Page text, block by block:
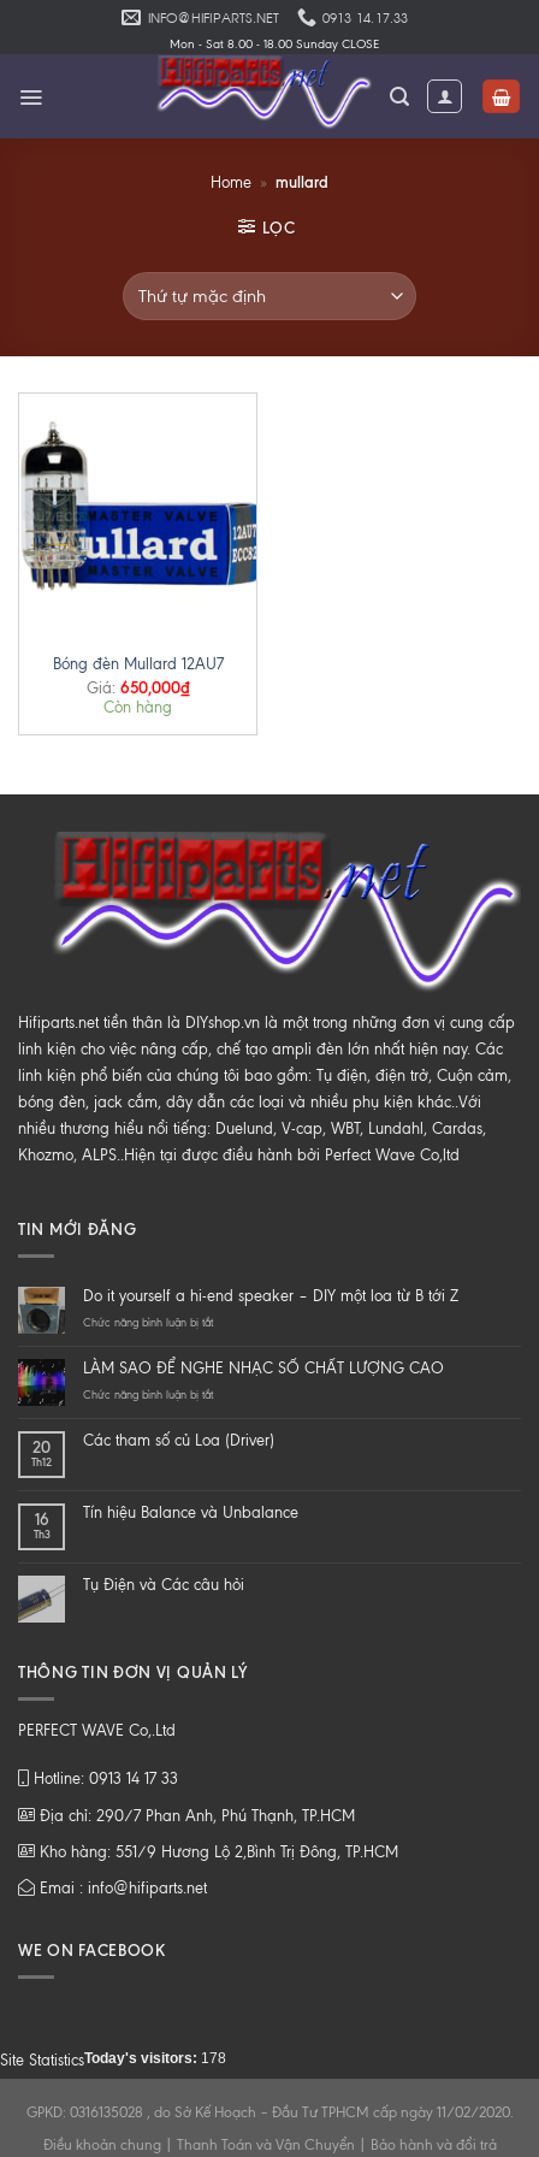
INFO@HIFIPARTS.NET 0913 14.17.33
Mon - Sat 8.00 - 18.00 Sunday CLOSE
Home » mullard
LỌC
Bóng đèn Mullard 12AU7
Giá: 650,000₫
Còn hàng
Hifiparts.net tiền thân là DIYshop.vn là một trong những đơn vị cung cấp
linh kiện cho việc nâng cấp, chế tạo ampli đèn lớn nhất hiện nay. Các
linh kiện phổ biến của chúng tôi bao gồm: Tụ điện, điện trở, Cuộn cảm,
bóng đèn, jack cắm, dây dẫn các loại và nhiều phụ kiện khác..Với
nhiều thương hiểu nổi tiếng: Duelund, V-cap, WBT, Lundahl, Cardas,
Khozmo, ALPS..Hiện tại được điều hành bởi Perfect Wave Co,ltd
TIN MỚI ĐĂNG
Do it yourself a hi-end speaker – DIY một loa từ B tới Z
Chức năng bình luận bị tắtở
yourself
a
speaker
loa
Z
LÀM SAO ĐỂ NGHE NHẠC SỐ CHẤT LƯỢNG CAO
Chức năng bình luận bị tắtở
ĐỂ
CHẤT
20
Th12
Các tham số củ Loa (Driver)
16
Th3
Tín hiệu Balance và Unbalance
Tụ Điện và Các câu hỏi
THÔNG TIN ĐƠN VỊ QUẢN LÝ
PERFECT WAVE Co,.Ltd
Hotline: 0913 14 17 33
Địa chỉ: 290/7 Phan Anh, Phú Thạnh, TP.HCM
Kho hàng: 551/9 Hương Lộ 2,Bình Trị Đông, TP.HCM
Emai : info@hifiparts.net
WE ON FACEBOOK
Site StatisticsToday's visitors: 178
GPKD: 0316135028 , do Sở Kế Hoạch – Đầu Tư TPHCM cấp ngày 11/02/2020.
Điều khoản chung| Thanh Toán và Vận Chuyển Bảo hành và đổi trả